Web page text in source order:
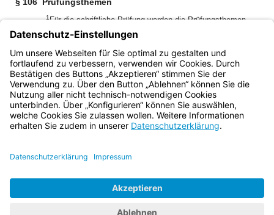
1Für die schriftliche Prüfung werden die Prüfungsthemen,
die zugelassenen Hilfsmittel sowie die Prüfungstermine
nach Vorgaben des Staatsministeriums festgelegt.
Schulleitung reicht nach Anforderung Themenvorschläge
ein.
Bayern.de
BayernPortal
Impressum